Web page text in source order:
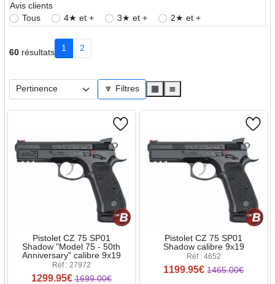
Avis clients
Tous
4★ et + 3★ et + 2★ et +
60résultats 1 2
🔽 Filtres ▦ ≣
Pistolet CZ 75 SP01
Shadow "Model 75 - 50th
Anniversary" calibre 9x19
Réf : 27972
1299.95€ 1699.00€
Pistolet CZ 75 SP01
Shadow calibre 9x19
Réf : 4652
1199.95€ 1465.00€